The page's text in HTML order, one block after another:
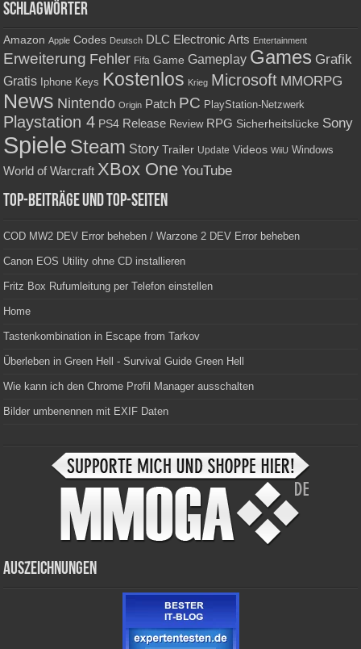
Schlagwörter
Amazon Apple Codes Deutsch DLC Electronic Arts Entertainment
Erweiterung Fehler Fifa Game Gameplay Games Grafik
Gratis Iphone Keys Kostenlos Krieg Microsoft MMORPG
News Nintendo Origin Patch PC PlayStation-Netzwerk
Playstation 4 PS4 Release Review RPG Sicherheitslücke Sony
Spiele Steam Story Trailer Update Videos WiiU Windows
World of Warcraft XBox One YouTube
Top-Beiträge und Top-Seiten
COD MW2 DEV Error beheben / Warzone 2 DEV Error beheben
Canon EOS Utility ohne CD installieren
Fritz Box Rufumleitung per Telefon einstellen
Home
Tastenkombination in Escape from Tarkov
Überleben in Green Hell - Survival Guide Green Hell
Wie kann ich den Chrome Profil Manager ausschalten
Bilder umbenennen mit EXIF Daten
Auszeichnungen